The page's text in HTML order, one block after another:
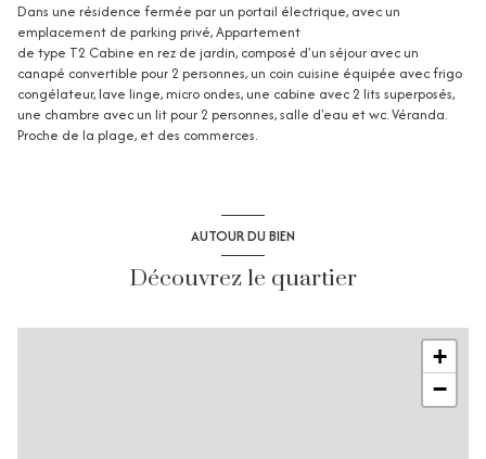
Dans une résidence fermée par un portail électrique, avec un
emplacement de parking privé, Appartement
de type T2 Cabine en rez de jardin, composé d'un séjour avec un
canapé convertible pour 2 personnes, un coin cuisine équipée avec frigo
congélateur, lave linge, micro ondes, une cabine avec 2 lits superposés,
une chambre avec un lit pour 2 personnes, salle d'eau et wc. Véranda.
Proche de la plage, et des commerces.
AUTOUR DU BIEN
Découvrez le quartier
+
−